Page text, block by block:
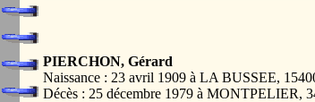
PIERCHON, Gérard
Naissance : 23 avril 1909 à LA BUSSEE,
Décès : 25 décembre 1979 à MONTPELIER,